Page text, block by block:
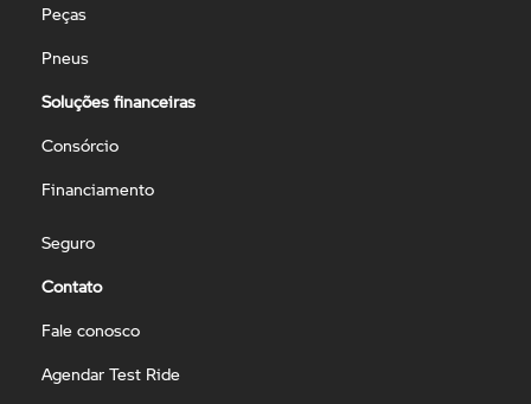
Peças
Pneus
Soluções financeiras
Consórcio
Financiamento
Seguro
Contato
Fale conosco
Agendar Test Ride